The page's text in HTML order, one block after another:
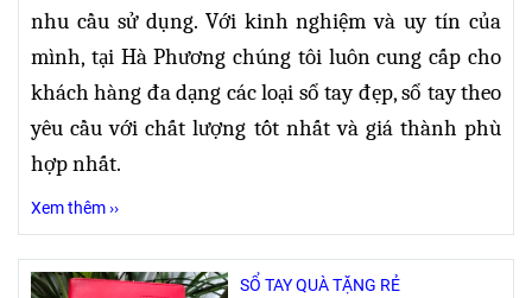
nhu cầu sử dụng. Với kinh nghiệm và uy tín của
mình, tại Hà Phương chúng tôi luôn cung cấp cho
khách hàng đa dạng các loại sổ tay đẹp, sổ tay theo
yêu cầu với chất lượng tốt nhất và giá thành phù
hợp nhất.
Xem thêm ››
SỔ TAY QUÀ TẶNG RẺ